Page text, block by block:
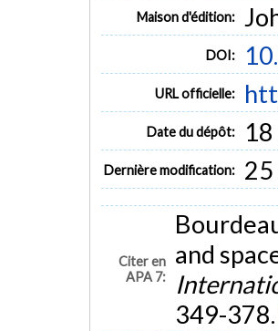
Maison d'édition:
DOI:
URL officielle:
Date du dépôt:
Dernière modification:
Citer en
APA 7:
and
349-378.